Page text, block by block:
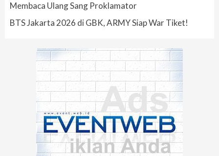
Membaca Ulang Sang Proklamator
BTS Jakarta 2026 di GBK, ARMY Siap War Tiket!